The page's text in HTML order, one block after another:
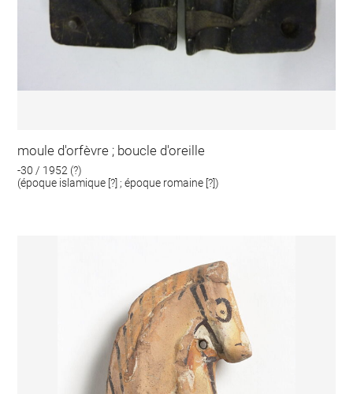
moule d'orfèvre ; boucle d'oreille
-30 / 1952 (?)
(époque islamique [?] ; époque romaine [?])